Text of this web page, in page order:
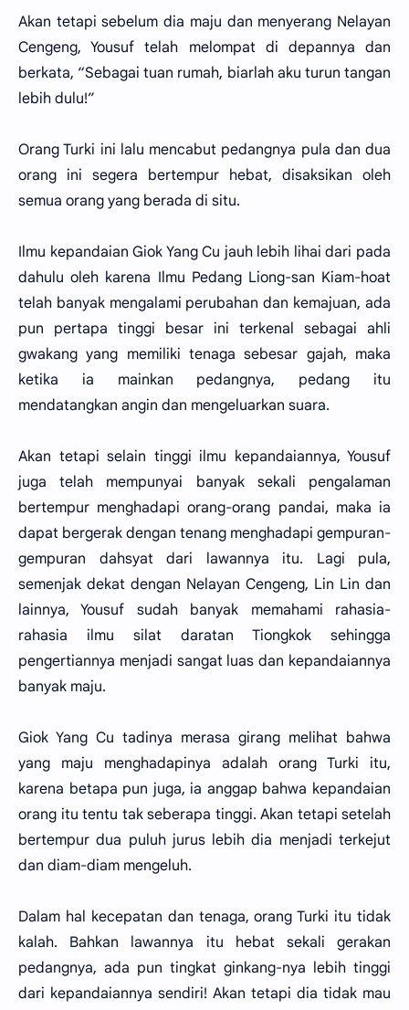
Akan tetapi sebelum dia maju dan menyerang Nelayan
Cengeng, Yousuf telah melompat di depannya dan
berkata, “Sebagai tuan rumah, biarlah aku turun tangan
lebih dulu!”
Orang Turki ini lalu mencabut pedangnya pula dan dua
orang ini segera bertempur hebat, disaksikan oleh
semua orang yang berada di situ.
Ilmu kepandaian Giok Yang Cu jauh lebih lihai dari pada
dahulu oleh karena Ilmu Pedang Liong-san Kiam-hoat
telah banyak mengalami perubahan dan kemajuan, ada
pun pertapa tinggi besar ini terkenal sebagai ahli
gwakang yang memiliki tenaga sebesar gajah, maka
ketika ia mainkan pedangnya, pedang itu
mendatangkan angin dan mengeluarkan suara.
Akan tetapi selain tinggi ilmu kepandaiannya, Yousuf
juga telah mempunyai banyak sekali pengalaman
bertempur menghadapi orang-orang pandai, maka ia
dapat bergerak dengan tenang menghadapi gempuran-
gempuran dahsyat dari lawannya itu. Lagi pula,
semenjak dekat dengan Nelayan Cengeng, Lin Lin dan
lainnya, Yousuf sudah banyak memahami rahasia-
rahasia ilmu silat daratan Tiongkok sehingga
pengertiannya menjadi sangat luas dan kepandaiannya
banyak maju.
Giok Yang Cu tadinya merasa girang melihat bahwa
yang maju menghadapinya adalah orang Turki itu,
karena betapa pun juga, ia anggap bahwa kepandaian
orang itu tentu tak seberapa tinggi. Akan tetapi setelah
bertempur dua puluh jurus lebih dia menjadi terkejut
dan diam-diam mengeluh.
Dalam hal kecepatan dan tenaga, orang Turki itu tidak
kalah. Bahkan lawannya itu hebat sekali gerakan
pedangnya, ada pun tingkat ginkang-nya lebih tinggi
dari kepandaiannya sendiri! Akan tetapi dia tidak mau